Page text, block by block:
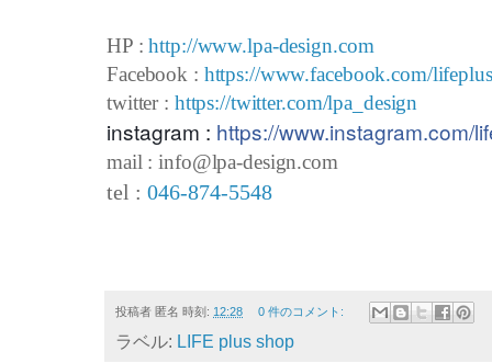
HP :http://www.lpa-design.com
Facebook : https://www.facebook.com/
twitter : https://twitter.com/lpa_design
instagram : https://www.instagram.com/
mail : info@lpa-design.com
tel : 046-874-5548
投稿者 匿名 時刻: 12:28 0 件のコメント:
ラベル: LIFE plus shop